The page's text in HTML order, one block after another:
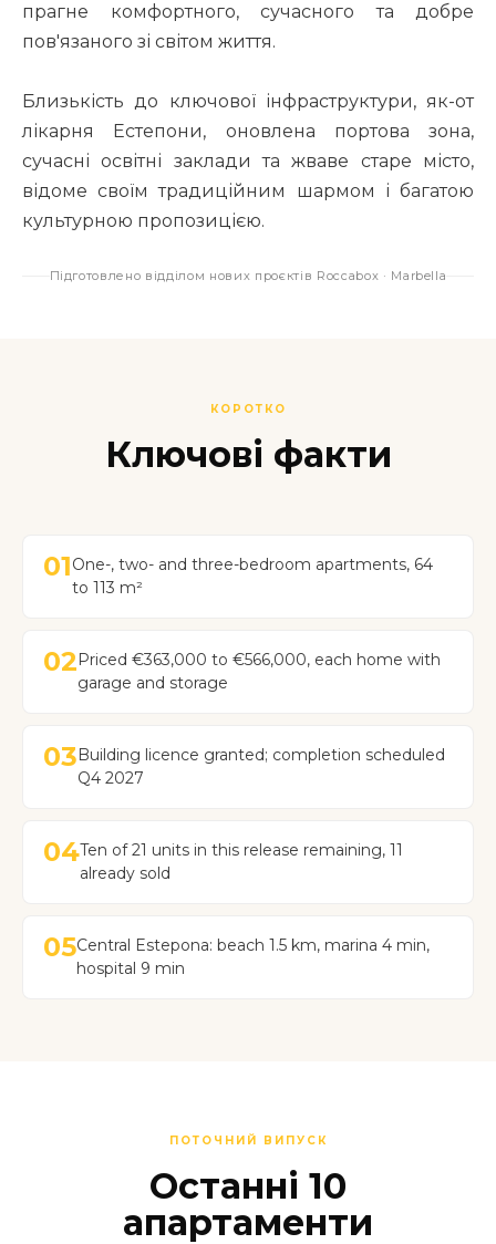
прагне комфортного, сучасного та добре
пов'язаного зі світом життя.
Близькість до ключової інфраструктури, як-от
лікарня Естепони, оновлена портова зона,
сучасні освітні заклади та жваве старе місто,
відоме своїм традиційним шармом і багатою
культурною пропозицією.
Підготовлено відділом нових проєктів Roccabox · Marbella
КОРОТКО
Ключові факти
01One-, two- and three-bedroom apartments, 64
to 113 m²
02Priced €363,000 to €566,000, each home with
garage and storage
03Building licence granted; completion scheduled
Q4 2027
04Ten of 21 units in this release remaining, 11
already sold
05Central Estepona: beach 1.5 km, marina 4 min,
hospital 9 min
ПОТОЧНИЙ ВИПУСК
Останні 10
апартаменти